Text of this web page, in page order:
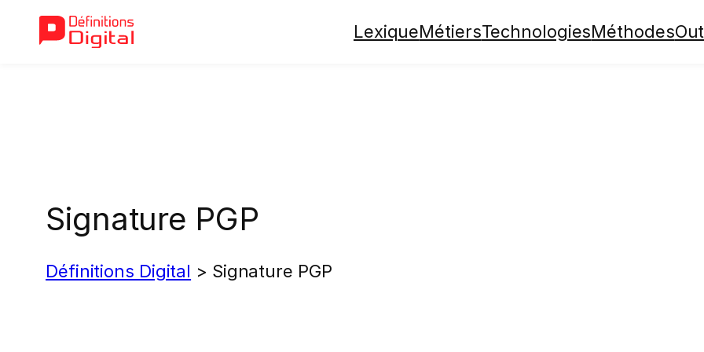
LexiqueMétiersTechnologiesMéthodes
Signature PGP
Définitions Digital > Signature PGP